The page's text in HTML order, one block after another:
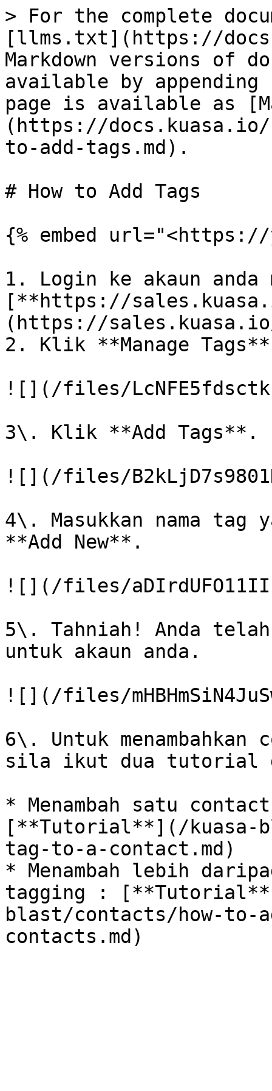
> For the complete
[llms.txt](https://
Markdown versions of
available by
page is available as
(https://docs.kuasa.io/
to-add-tags.md).
# How to Add Tags
{% embed url="<https://
1. Login ke akaun anda
[**https://
(https://
2. Klik **Manage
![](/files/
3\. Klik **Add Tags**.
![](/files/
4\. Masukkan nama tag
**Add New**.
![](/files/
5\. Tahniah! Anda telah
untuk akaun anda.
![](/files/
6\. Untuk
sila ikut dua tutorial
* Menambah satu
[**Tutorial**](/kuasa-
tag-to-a-contact.md)
* Menambah lebih
tagging :
blast/contacts/how-to-